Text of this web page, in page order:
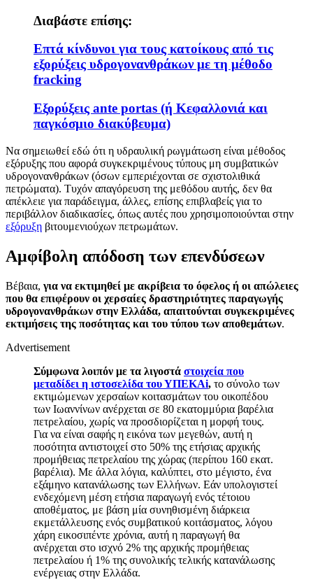
Διαβάστε επίσης:
Επτά κίνδυνοι για τους κατοίκους από τις
εξορύξεις υδρογονανθράκων με τη μέθοδο
fracking
Εξορύξεις ante portas (ή Κεφαλλονιά και
παγκόσμιο διακύβευμα)
Να σημειωθεί εδώ ότι η υδραυλική ρωγμάτωση είναι μέθοδος
εξόρυξης που αφορά συγκεκριμένους τύπους μη συμβατικών
υδρογονανθράκων (όσων εμπεριέχονται σε σχιστολιθικά
πετρώματα). Τυχόν απαγόρευση της μεθόδου αυτής, δεν θα
απέκλειε για παράδειγμα, άλλες, επίσης επιβλαβείς για το
περιβάλλον διαδικασίες, όπως αυτές που χρησιμοποιούνται στην
εξόρυξη βιτουμενιούχων πετρωμάτων.
Αμφίβολη απόδοση των επενδύσεων
Βέβαια, για να εκτιμηθεί με ακρίβεια το όφελος ή οι απώλειες
που θα επιφέρουν οι χερσαίες δραστηριότητες παραγωγής
υδρογονανθράκων στην Ελλάδα, απαιτούνται συγκεκριμένες
εκτιμήσεις της ποσότητας και του τύπου των αποθεμάτων.
Advertisement
Σύμφωνα λοιπόν με τα λιγοστά στοιχεία που
μεταδίδει η ιστοσελίδα του ΥΠΕΚΑi, το σύνολο των
εκτιμώμενων χερσαίων κοιτασμάτων του οικοπέδου
των Ιωαννίνων ανέρχεται σε 80 εκατομμύρια βαρέλια
πετρελαίου, χωρίς να προσδιορίζεται η μορφή τους.
Για να είναι σαφής η εικόνα των μεγεθών, αυτή η
ποσότητα αντιστοιχεί στο 50% της ετήσιας αρχικής
προμήθειας πετρελαίου της χώρας (περίπου 160 εκατ.
βαρέλια). Με άλλα λόγια, καλύπτει, στο μέγιστο, ένα
εξάμηνο κατανάλωσης των Ελλήνων. Εάν υπολογιστεί
ενδεχόμενη μέση ετήσια παραγωγή ενός τέτοιου
αποθέματος, με βάση μία συνηθισμένη διάρκεια
εκμετάλλευσης ενός συμβατικού κοιτάσματος, λόγου
χάρη εικοσιπέντε χρόνια, αυτή η παραγωγή θα
ανέρχεται στο ισχνό 2% της αρχικής προμήθειας
πετρελαίου ή 1% της συνολικής τελικής κατανάλωσης
ενέργειας στην Ελλάδα.